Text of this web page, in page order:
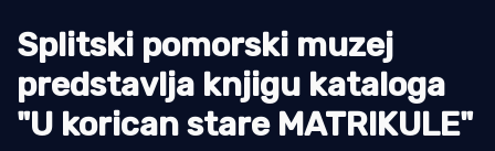
Pomorstvo
Ribolov
Ekologija
Splitski pomorski muzej
predstavlja knjigu kataloga
"U korican stare MATRIKULE"